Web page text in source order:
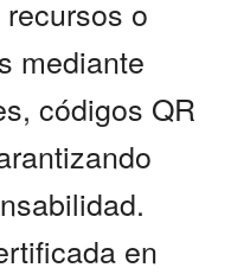
o
mediante
códigos QR
en